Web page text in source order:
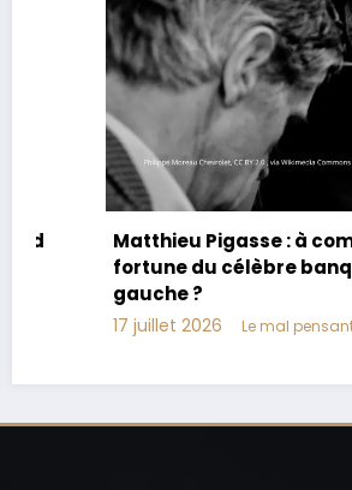
Matthieu Pigasse : à combien
fortune du célèbre banquier
gauche ?
17 juillet 2026 Le mal pensant